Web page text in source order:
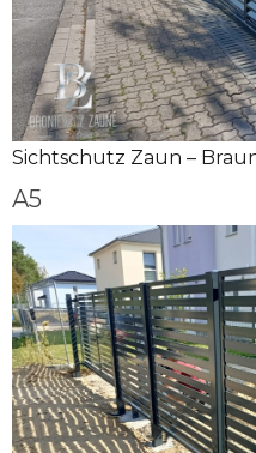
Sichtschutz Zaun –
A5